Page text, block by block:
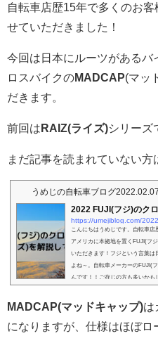
自転車店歴15年で多くのお
せていただきました！
今回は日本にルーツがあるバ
ロスバイクのMADCAP(マッ
だきます。
前回はRAIZ(ライズ)シリーズ
まだ記事を読まれていない方
うめじの自転車ブログ2022.02.07
2022 FUJI(フジ)のク
https://umejiblog.com/
こんにちはうめじです。自転車
アメリカに本拠地を置くFUJI(フ
いただきます！フジという言葉は
よね～。自転車メーカーのFUJI(
んです！！ご存じの方も多いか
MADCAP(マッドキャップ)は
になりますが、仕様はほぼロ